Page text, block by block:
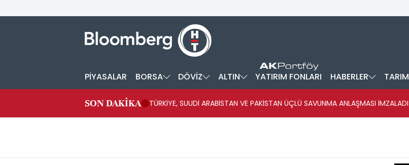
PİYASALAR BORSA DÖVİZ ALTIN YATIRIM FONLARI HABERLER TARIM
SON DAKİKA TÜRKİYE, SUUDİ ARABİSTAN VE PAKİSTAN ÜÇLÜ SAVUNMA ANLAŞMASI İMZALADI